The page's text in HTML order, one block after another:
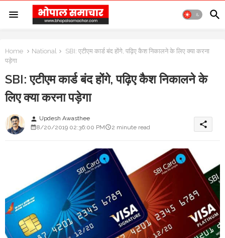
Home National
SBI: एटीएम कार्ड बंद होंगे, पढ़िए ​कैश निकालने के लिए क्या करना
पड़ेगा
SBI: एटीएम कार्ड बंद होंगे, पढ़िए ​कैश निकालने के
लिए क्या करना पड़ेगा
person Updesh Awasthee
8/20/2019 02:36:00 PM
2 minute read share